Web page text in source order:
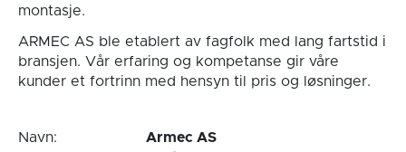
montasje.
ARMEC AS ble etablert av fagfolk med lang fartstid i
bransjen. Vår erfaring og kompetanse gir våre
kunder et fortrinn med hensyn til pris og løsninger.
Navn:
Armec AS